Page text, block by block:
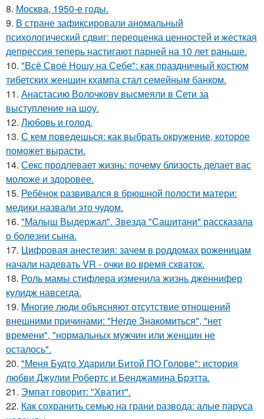
8. Москва, 1950-е годы.
9. В стране зафиксировали аномальный
психологический сдвиг: переоценка ценностей и жесткая
депрессия теперь настигают парней на 10 лет раньше.
10. "Всё Своё Ношу на Себе": как праздничный костюм
тибетских женщин кхампа стал семейным банком.
11. Анастасию Волочкову высмеяли в Сети за
выступление на шоу.
12. Любовь и гoлoд.
13. С кем поведешься: как выбрать окружение, которое
поможет вырасти.
14. Секс продлевает жизнь: почему близость делает вас
моложе и здоровее.
15. Ребёнок развивался в брюшной полости матери:
медики назвали это чудом.
16. "Малыш Выдержал". Звезда "Сашитани" рассказала
о болезни сына.
17. Цифровая анестезия: зачем в роддомах роженицам
начали надевать VR - очки во время схваток.
18. Роль мамы стифлера изменила жизнь дженнифер
кулидж навсегда.
19. Mногие люди объясняют отсутствие отношений
внешними причинами: "Негде Знакомиться", "нет
времени", "нормальных мужчин или женщин не
осталось".
20. "Меня Будто Ударили Битой ПО Голове": история
любви Джулии Робертс и Бенджамина Брэтта.
21. Эмпат говорит: "Хватит".
22. Как сохранить семью на грани развода: алые паруса